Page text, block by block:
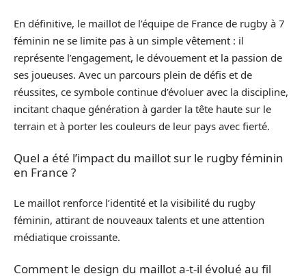
En définitive, le maillot de l’équipe de France de rugby à 7
féminin ne se limite pas à un simple vêtement : il
représente l’engagement, le dévouement et la passion de
ses joueuses. Avec un parcours plein de défis et de
réussites, ce symbole continue d’évoluer avec la discipline,
incitant chaque génération à garder la tête haute sur le
terrain et à porter les couleurs de leur pays avec fierté.
Quel a été l’impact du maillot sur le rugby féminin
en France ?
Le maillot renforce l’identité et la visibilité du rugby
féminin, attirant de nouveaux talents et une attention
médiatique croissante.
Comment le design du maillot a-t-il évolué au fil